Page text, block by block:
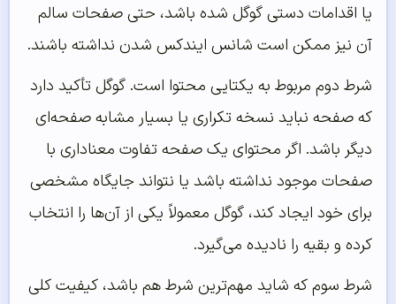
یا اقدامات دستی گوگل شده باشد، حتی صفحات سالم
آن نیز ممکن است شانس ایندکس شدن نداشته باشند.
شرط دوم مربوط به یکتایی محتوا است. گوگل تأکید دارد
که صفحه نباید نسخه تکراری یا بسیار مشابه صفحه‌ای
دیگر باشد. اگر محتوای یک صفحه تفاوت معناداری با
صفحات موجود نداشته باشد یا نتواند جایگاه مشخصی
برای خود ایجاد کند، گوگل معمولاً یکی از آن‌ها را انتخاب
کرده و بقیه را نادیده می‌گیرد.
شرط سوم که شاید مهم‌ترین شرط هم باشد، کیفیت کلی